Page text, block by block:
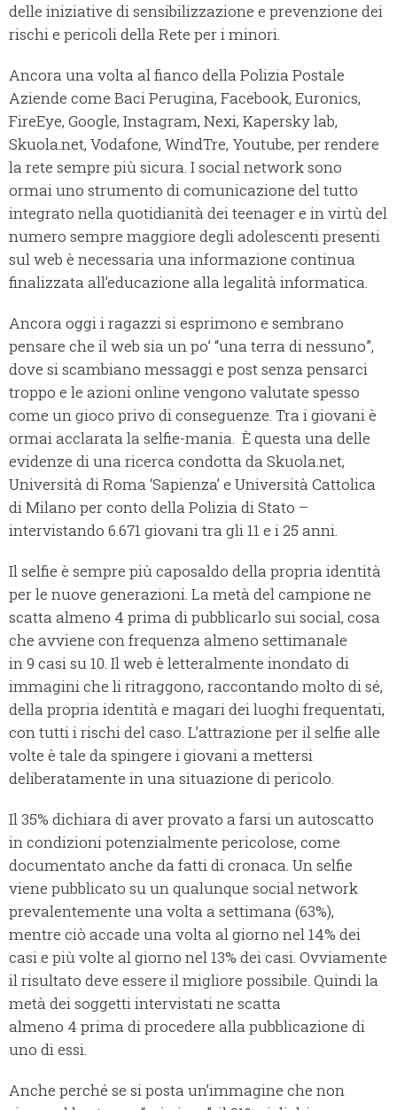
delle iniziative di sensibilizzazione e prevenzione dei
rischi e pericoli della Rete per i minori.
Ancora una volta al fianco della Polizia Postale
Aziende come Baci Perugina, Facebook, Euronics,
FireEye, Google, Instagram, Nexi, Kapersky lab,
Skuola.net, Vodafone, WindTre, Youtube, per rendere
la rete sempre più sicura. I social network sono
ormai uno strumento di comunicazione del tutto
integrato nella quotidianità dei teenager e in virtù del
numero sempre maggiore degli adolescenti presenti
sul web è necessaria una informazione continua
finalizzata all’educazione alla legalità informatica.
Ancora oggi i ragazzi si esprimono e sembrano
pensare che il web sia un po’ “una terra di nessuno”,
dove si scambiano messaggi e post senza pensarci
troppo e le azioni online vengono valutate spesso
come un gioco privo di conseguenze. Tra i giovani è
ormai acclarata la selfie-mania. È questa una delle
evidenze di una ricerca condotta da Skuola.net,
Università di Roma ‘Sapienza’ e Università Cattolica
di Milano per conto della Polizia di Stato –
intervistando 6.671 giovani tra gli 11 e i 25 anni.
Il selfie è sempre più caposaldo della propria identità
per le nuove generazioni. La metà del campione ne
scatta almeno 4 prima di pubblicarlo sui social, cosa
che avviene con frequenza almeno settimanale
in 9 casi su 10. Il web è letteralmente inondato di
immagini che li ritraggono, raccontando molto di sé,
della propria identità e magari dei luoghi frequentati,
con tutti i rischi del caso. L’attrazione per il selfie alle
volte è tale da spingere i giovani a mettersi
deliberatamente in una situazione di pericolo.
Il 35% dichiara di aver provato a farsi un autoscatto
in condizioni potenzialmente pericolose, come
documentato anche da fatti di cronaca. Un selfie
viene pubblicato su un qualunque social network
prevalentemente una volta a settimana (63%),
mentre ciò accade una volta al giorno nel 14% dei
casi e più volte al giorno nel 13% dei casi. Ovviamente
il risultato deve essere il migliore possibile. Quindi la
metà dei soggetti intervistati ne scatta
almeno 4 prima di procedere alla pubblicazione di
uno di essi.
Anche perché se si posta un’immagine che non